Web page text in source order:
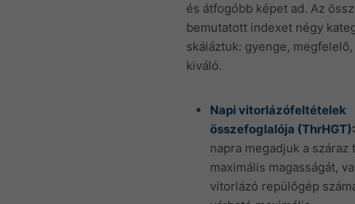
és átfogóbb képet ad. Az
bemutatott indexet négy
skáláztuk: gyenge,
kiváló.
Napi vitorlázófeltételek
összefoglalója (ThrHGT):
napra megadjuk a száraz
maximális magasságát,
vitorlázó repülőgép